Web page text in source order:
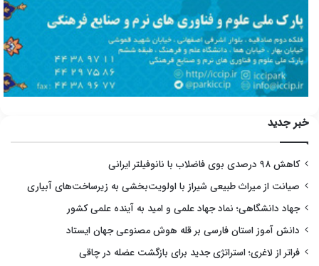
خبر جدید
کاهش ۹۸ درصدی بوی فاضلاب با نانوفیلتر ایرانی
صیانت از میراث طبیعی شیراز با اولویت‌بخشی به زیرساخت‌های آبیاری
جهاد دانشگاهی؛ نماد جهاد علمی و امید به آینده علمی کشور
دانش آموز استان فارسی بر قله هوش مصنوعی جهان ایستاد
فراتر از لاغری؛ استراتژی جدید برای بازگشت عضله در چاقی